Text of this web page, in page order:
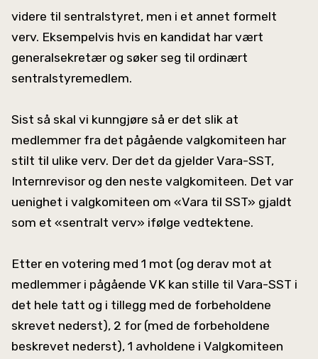
videre til sentralstyret, men i et annet formelt
verv. Eksempelvis hvis en kandidat har vært
generalsekretær og søker seg til ordinært
sentralstyremedlem.
Sist så skal vi kunngjøre så er det slik at
medlemmer fra det pågående valgkomiteen har
stilt til ulike verv. Der det da gjelder Vara-SST,
Internrevisor og den neste valgkomiteen. Det var
uenighet i valgkomiteen om «Vara til SST» gjaldt
som et «sentralt verv» ifølge vedtektene.
Etter en votering med 1 mot (og derav mot at
medlemmer i pågående VK kan stille til Vara-SST i
det hele tatt og i tillegg med de forbeholdene
skrevet nederst), 2 for (med de forbeholdene
beskrevet nederst), 1 avholdene i Valgkomiteen